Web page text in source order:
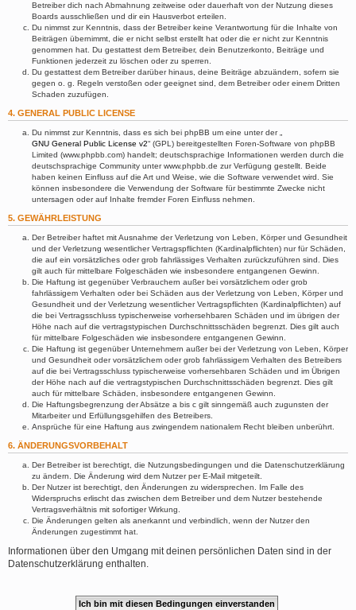
Betreiber dich nach Abmahnung zeitweise oder dauerhaft von der Nutzung dieses
Boards ausschließen und dir ein Hausverbot erteilen.
Du nimmst zur Kenntnis, dass der Betreiber keine Verantwortung für die Inhalte von
Beiträgen übernimmt, die er nicht selbst erstellt hat oder die er nicht zur Kenntnis
genommen hat. Du gestattest dem Betreiber, dein Benutzerkonto, Beiträge und
Funktionen jederzeit zu löschen oder zu sperren.
Du gestattest dem Betreiber darüber hinaus, deine Beiträge abzuändern, sofern sie
gegen o. g. Regeln verstoßen oder geeignet sind, dem Betreiber oder einem Dritten
Schaden zuzufügen.
4. GENERAL PUBLIC LICENSE
Du nimmst zur Kenntnis, dass es sich bei phpBB um eine unter der „
GNU General Public License v2“ (GPL) bereitgestellten Foren-Software von phpBB
Limited (www.phpbb.com) handelt; deutschsprachige Informationen werden durch die
deutschsprachige Community unter www.phpbb.de zur Verfügung gestellt. Beide
haben keinen Einfluss auf die Art und Weise, wie die Software verwendet wird. Sie
können insbesondere die Verwendung der Software für bestimmte Zwecke nicht
untersagen oder auf Inhalte fremder Foren Einfluss nehmen.
5. GEWÄHRLEISTUNG
Der Betreiber haftet mit Ausnahme der Verletzung von Leben, Körper und Gesundheit
und der Verletzung wesentlicher Vertragspflichten (Kardinalpflichten) nur für Schäden,
die auf ein vorsätzliches oder grob fahrlässiges Verhalten zurückzuführen sind. Dies
gilt auch für mittelbare Folgeschäden wie insbesondere entgangenen Gewinn.
Die Haftung ist gegenüber Verbrauchern außer bei vorsätzlichem oder grob
fahrlässigem Verhalten oder bei Schäden aus der Verletzung von Leben, Körper und
Gesundheit und der Verletzung wesentlicher Vertragspflichten (Kardinalpflichten) auf
die bei Vertragsschluss typischerweise vorhersehbaren Schäden und im übrigen der
Höhe nach auf die vertragstypischen Durchschnittsschäden begrenzt. Dies gilt auch
für mittelbare Folgeschäden wie insbesondere entgangenen Gewinn.
Die Haftung ist gegenüber Unternehmern außer bei der Verletzung von Leben, Körper
und Gesundheit oder vorsätzlichem oder grob fahrlässigem Verhalten des Betreibers
auf die bei Vertragsschluss typischerweise vorhersehbaren Schäden und im Übrigen
der Höhe nach auf die vertragstypischen Durchschnittsschäden begrenzt. Dies gilt
auch für mittelbare Schäden, insbesondere entgangenen Gewinn.
Die Haftungsbegrenzung der Absätze a bis c gilt sinngemäß auch zugunsten der
Mitarbeiter und Erfüllungsgehilfen des Betreibers.
Ansprüche für eine Haftung aus zwingendem nationalem Recht bleiben unberührt.
6. ÄNDERUNGSVORBEHALT
Der Betreiber ist berechtigt, die Nutzungsbedingungen und die Datenschutzerklärung
zu ändern. Die Änderung wird dem Nutzer per E-Mail mitgeteilt.
Der Nutzer ist berechtigt, den Änderungen zu widersprechen. Im Falle des
Widerspruchs erlischt das zwischen dem Betreiber und dem Nutzer bestehende
Vertragsverhältnis mit sofortiger Wirkung.
Die Änderungen gelten als anerkannt und verbindlich, wenn der Nutzer den
Änderungen zugestimmt hat.
Informationen über den Umgang mit deinen persönlichen Daten sind in der
Datenschutzerklärung enthalten.